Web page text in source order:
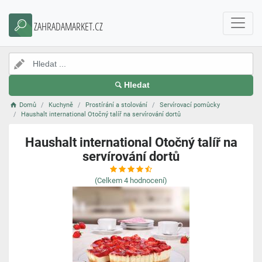
ZAHRADAMARKET.CZ
Hledat
Domů Kuchyně Prostírání a stolování
Servírovací pomůcky
Haushalt international Otočný talíř na servírování dortů
Haushalt international Otočný talíř na
servírování dortů
(Celkem 4 hodnocení)